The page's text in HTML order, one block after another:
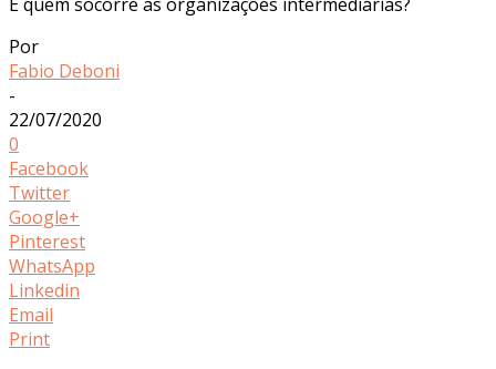
Por
Fabio Deboni
-
22/07/2020
0
Facebook
Twitter
Google+
Pinterest
WhatsApp
Linkedin
Email
Print